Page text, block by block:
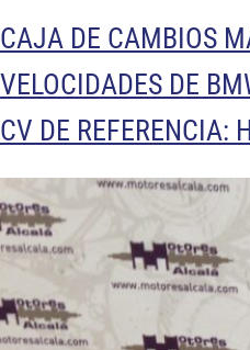
CAJA DE CAMBIOS
VELOCIDADES DE
CV DE REFERENCIA: